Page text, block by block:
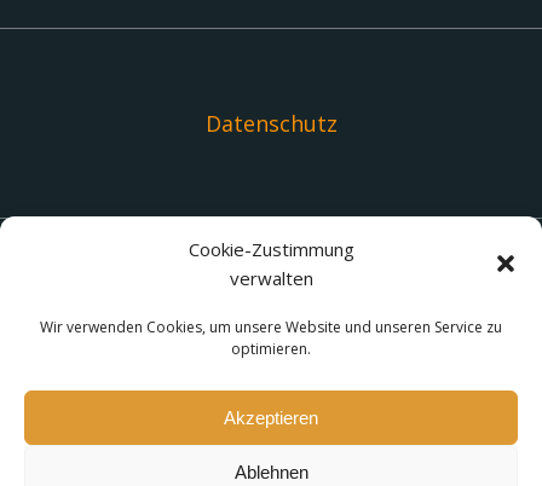
Cookie-Zustimmung
verwalten
Wir verwenden Cookies, um unsere Website und unseren Service zu
optimieren.
Akzeptieren
Ablehnen
Datenschutz